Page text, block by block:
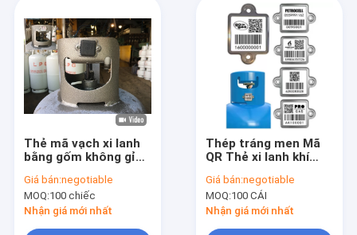
Thẻ mã vạch xi lanh
bằng gốm không gỉ
cao su
Giá bán:negotiable
MOQ:100 chiếc
Nhận giá mới nhất
Thép tráng men Mã
QR Thẻ xi lanh khí
Giá bán:negotiable
MOQ:100 CÁI
Nhận giá mới nhất